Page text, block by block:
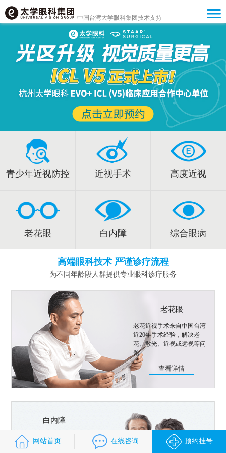
中国台湾大学眼科集团技术支持
青少年近视防控 近视手术 高度近视
老花眼 白内障 综合眼病
高端眼科技术 严谨诊疗流程
为不同年龄段人群提供专业眼科诊疗服务
老花眼
老花近视手术来自中国台湾
近20年手术经验，解决老
花、散光、近视或远视等问
题
查看详情
白内障
飞秒白内障手术智能操作，
个性化手术方案，治疗白内
网站首页 在线咨询 预约挂号